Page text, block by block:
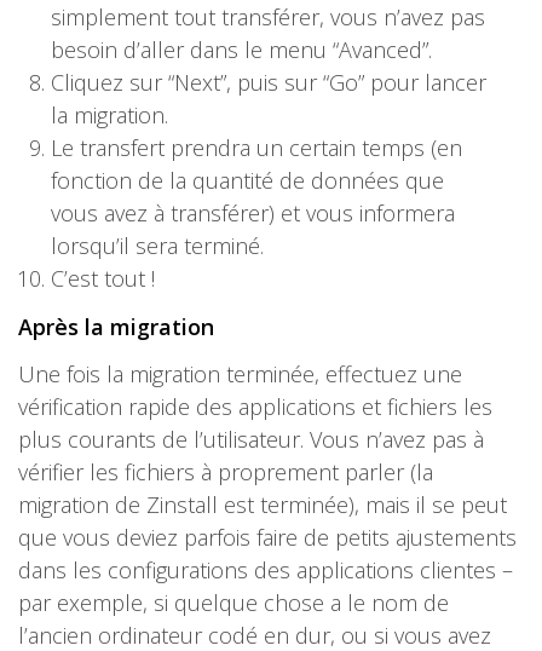
simplement tout transférer, vous n’avez pas
besoin d’aller dans le menu “Avanced”.
Cliquez sur “Next”, puis sur “Go” pour lancer
la migration.
Le transfert prendra un certain temps (en
fonction de la quantité de données que
vous avez à transférer) et vous informera
lorsqu’il sera terminé.
C’est tout !
Après la migration
Une fois la migration terminée, effectuez une
vérification rapide des applications et fichiers les
plus courants de l’utilisateur. Vous n’avez pas à
vérifier les fichiers à proprement parler (la
migration de Zinstall est terminée), mais il se peut
que vous deviez parfois faire de petits ajustements
dans les configurations des applications clientes –
par exemple, si quelque chose a le nom de
l’ancien ordinateur codé en dur, ou si vous avez